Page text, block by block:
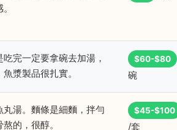
完一定要拿碗去加湯，
漿製品很扎實。
$60-$80
碗
湯。麵條是細麵，拌勻
的，很醇。
$45-$100
/套